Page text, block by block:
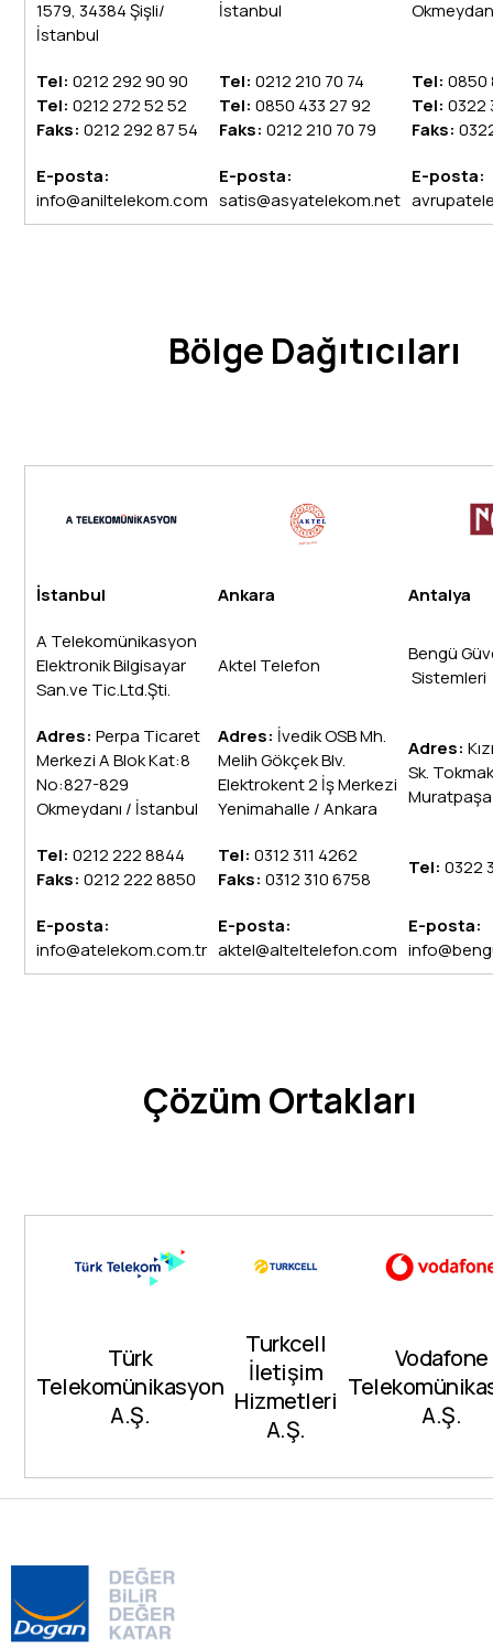
1579, 34384 Şişli/
İstanbul
İstanbul
Tel:0212 292 90 90
Tel: 0212 272 52 52
Faks:0212 292 87 54
Tel:0212 210 70 74
Tel: 0850 433 27 92
Faks:0212 210 70 79
Tel:0850
Tel: 0322
Faks:
E-posta:
info@aniltelekom.com
E-posta:
satis@asyatelekom.net
E-posta:
Bölge Dağıtıcıları
İstanbul Ankara
Antalya
A Telekomünikasyon
Elektronik Bilgisayar
San.ve Tic.Ltd.Şti.
Aktel Telefon
Bengü
Sistemleri
Adres: Perpa Ticaret
Merkezi A Blok Kat:8
No:827-829
Okmeydanı / İstanbul
Adres: İvedik OSB Mh.
Melih Gökçek Blv.
Elektrokent 2 İş Merkezi
Yenimahalle / Ankara
Adres:
Sk.
Tel: 0212 222 8844
Faks: 0212 222 8850
Tel:0312 311 4262
Faks: 0312 310 6758
Tel:0322
E-posta:
info@atelekom.com.tr
E-posta:
aktel@alteltelefon.com
E-posta:
Çözüm Ortakları
Türk
Telekomünikasyon
A.Ş.
Turkcell
İletişim
Hizmetleri
A.Ş.
Vodafone
A.Ş.